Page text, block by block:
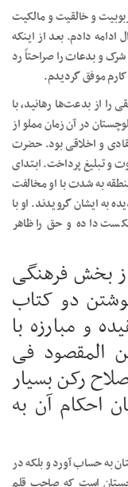
و خالقیت و مالکیت
ادامه دادم. بعد از اینکه
و بدعات را صراحتاً رد
موفق گردیدم.
را از بدعت‌ها رهانید، با
در آن زمان مملو از
و اخلاقی بود. حضرت
و تبلیغ پرداخت. ابتدای
به شدت با او مخالفت
به ایشان گرویدند. او با
داده و حق را ظاهر
بخش فرهنگی
دو کتاب
و مبارزه با
المقصود فی
رکن بسیار
احکام آن به
به حساب آورد و بلکه در